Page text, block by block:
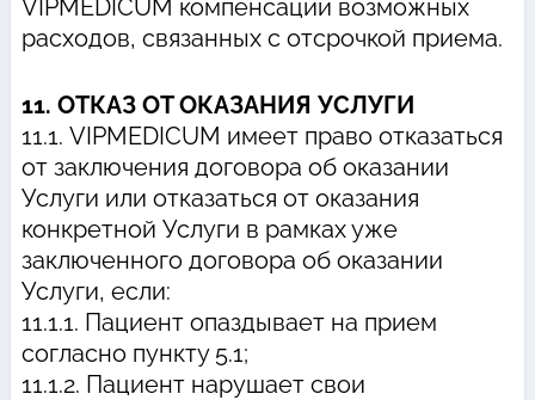
VIPMEDICUM компенсации возможных
расходов, связанных с отсрочкой приема.
11. ОТКАЗ ОТ ОКАЗАНИЯ УСЛУГИ
11.1. VIPMEDICUM имеет право отказаться
от заключения договора об оказании
Услуги или отказаться от оказания
конкретной Услуги в рамках уже
заключенного договора об оказании
Услуги, если:
11.1.1. Пациент опаздывает на прием
согласно пункту 5.1;
11.1.2. Пациент нарушает свои